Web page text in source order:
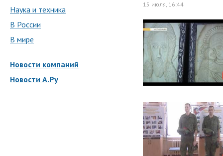
Наука и техника
В России
В мире
Новости компаний
Новости А.Ру
15 июля, 16:44